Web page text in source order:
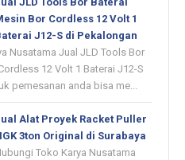
Bor Cordless 12 Volt 1
J12-S di Pekalongan
Nusatama Jual JLD Tools Bor
12 Volt 1 Baterai J12-S
pemesanan anda bisa me...
Alat Proyek Racket Puller
3ton Original di Surabaya
Toko Karya Nusatama